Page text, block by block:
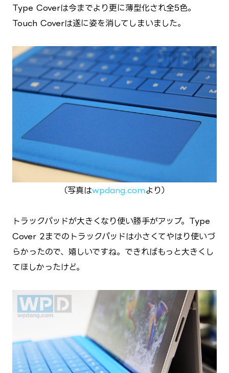
Type Coverは今までより更に薄型化され全5色。
Touch Coverは遂に姿を消してしまいました。
（写真はwpdang.comより）
トラックパッドが大きくなり使い勝手がアップ。Type
Cover 2までのトラックパッドは小さくてやはり使いづ
らかったので、嬉しいですね。できればもっと大きくし
てほしかったけど。